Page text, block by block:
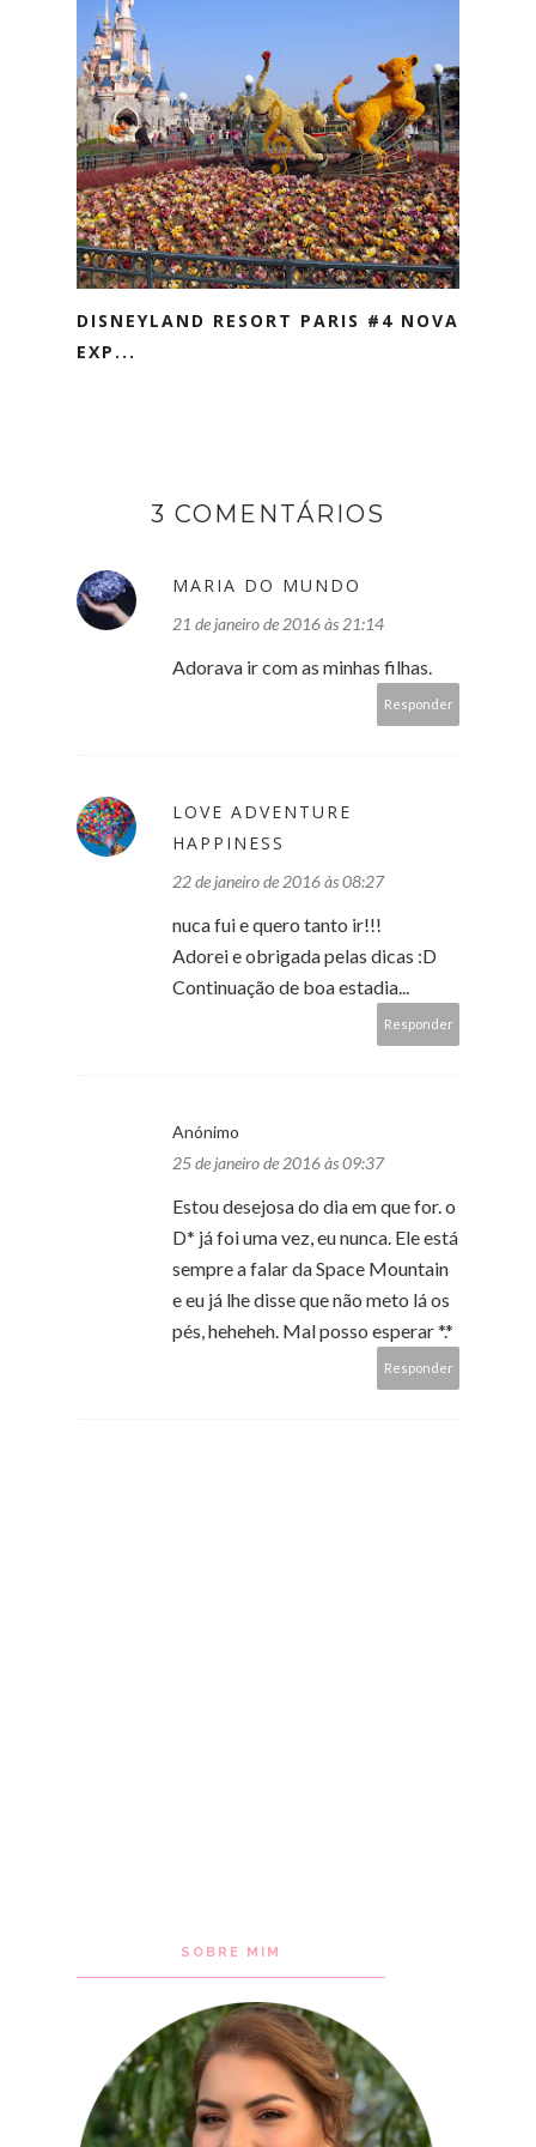
DISNEYLAND RESORT PARIS #4 NOVA
EXP...
3 COMENTÁRIOS
MARIA DO MUNDO
21 de janeiro de 2016 às 21:14
Adorava ir com as minhas filhas.
Responder
LOVE ADVENTURE
HAPPINESS
22 de janeiro de 2016 às 08:27
nuca fui e quero tanto ir!!!
Adorei e obrigada pelas dicas :D
Continuação de boa estadia...
Responder
Anónimo
25 de janeiro de 2016 às 09:37
Estou desejosa do dia em que for. o
D* já foi uma vez, eu nunca. Ele está
sempre a falar da Space Mountain
e eu já lhe disse que não meto lá os
pés, heheheh. Mal posso esperar *.*
Responder
SOBRE MIM